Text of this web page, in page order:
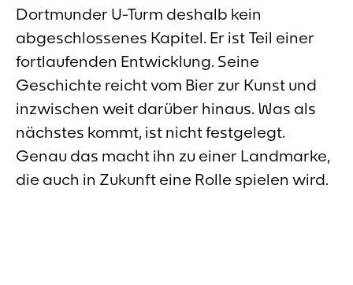
Dortmunder U-Turm deshalb kein
abgeschlossenes Kapitel. Er ist Teil einer
fortlaufenden Entwicklung. Seine
Geschichte reicht vom Bier zur Kunst und
inzwischen weit darüber hinaus. Was als
nächstes kommt, ist nicht festgelegt.
Genau das macht ihn zu einer Landmarke,
die auch in Zukunft eine Rolle spielen wird.